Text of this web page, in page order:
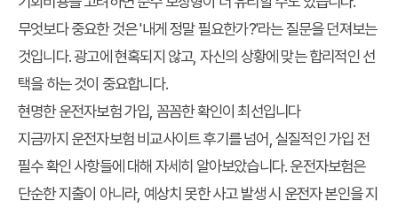
무엇보다 중요한 것은 '내게 정말 필요한가?'라는 질문을 던져보는
것입니다. 광고에 현혹되지 않고, 자신의 상황에 맞는 합리적인 선
택을 하는 것이 중요합니다.
현명한 운전자보험 가입, 꼼꼼한 확인이 최선입니다
지금까지 운전자보험 비교사이트 후기 를 넘어, 실질적인가입 전
필수 확인 사항들에 대해 자세히 알아보았습니다. 운전자보험은
단순한 지출이 아니라, 예상치 못한 사고 발생 시 운전자 본인을 지